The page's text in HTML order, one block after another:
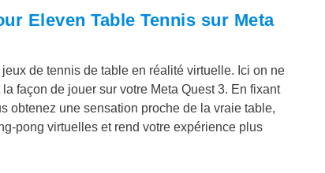
Eleven Table Tennis sur Meta
de tennis de table en réalité virtuelle. Ici on ne
façon de jouer sur votre Meta Quest 3. En fixant
obtenez une sensation proche de la vraie table,
pong virtuelles et rend votre expérience plus